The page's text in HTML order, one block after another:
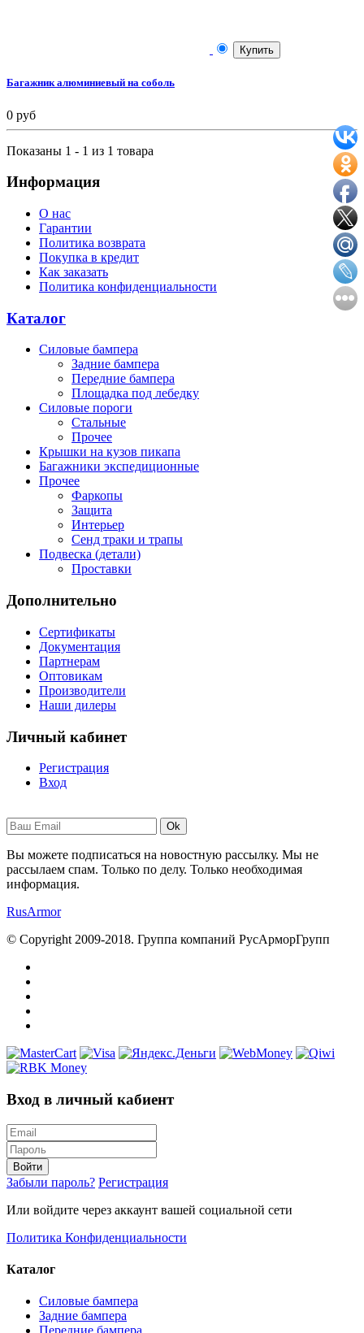
Купить
Багажник алюминиевый на соболь
0 руб
Показаны 1 - 1 из 1 товара
Информация
О нас
Гарантии
Политика возврата
Покупка в кредит
Как заказать
Политика конфиденциальности
Каталог
Силовые бампера
Задние бампера
Передние бампера
Площадка под лебедку
Силовые пороги
Стальные
Прочее
Крышки на кузов пикапа
Багажники экспедиционные
Прочее
Фаркопы
Защита
Интерьер
Сенд траки и трапы
Подвеска (детали)
Проставки
Дополнительно
Сертификаты
Документация
Партнерам
Оптовикам
Производители
Наши дилеры
Личный кабинет
Регистрация
Вход
Ok
Вы можете подписаться на новостную рассылку. Мы не
рассылаем спам. Только по делу. Только необходимая
информация.
RusArmor
© Copyright 2009-2018. Группа компаний РусАрморГрупп
Вход в личный кабиент
Войти
Забыли пароль? Регистрация
Или войдите через аккаунт вашей социальной сети
Политика Конфиденциальности
Каталог
Силовые бампера
Задние бампера